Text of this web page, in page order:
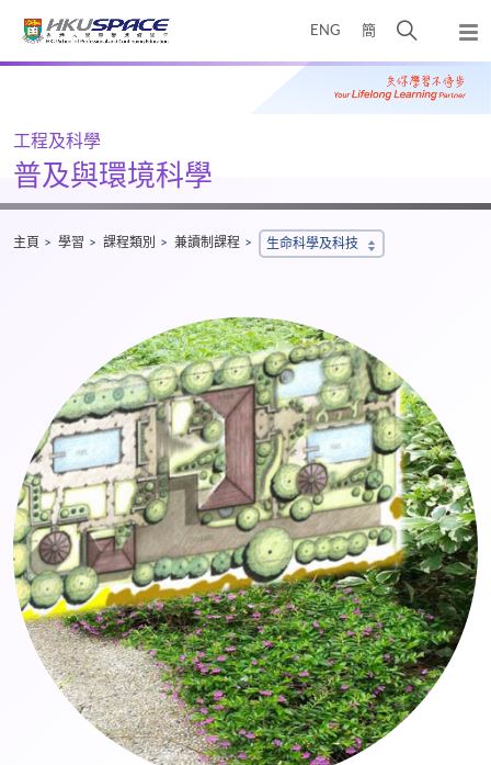
ENG 簡
開
搜
尋
彈
出
主
Main
工程及科學
普及與環境科學
主頁 學習 課程類別 兼讀制課程 生命科學及科技